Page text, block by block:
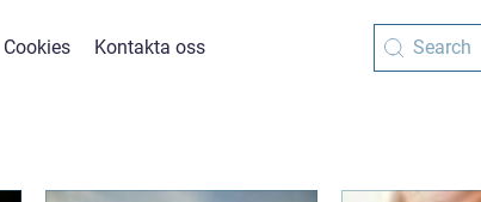
Cookies Kontakta oss